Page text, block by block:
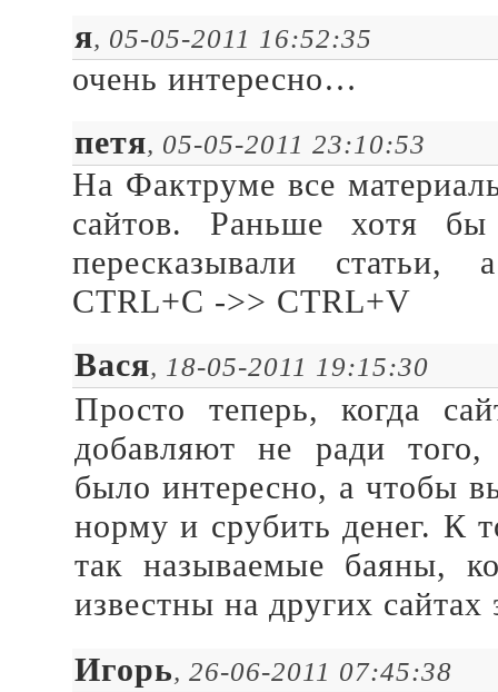
я, 05-05-2011 16:52:35
очень интересно…
петя, 05-05-2011 23:10:53
На Фактруме все
сайтов. Раньше хотя
пересказывали статьи,
CTRL+C ->> CTRL+V
Вася, 18-05-2011 19:15:30
Просто теперь, когда
добавляют не ради того,
было интересно, а чтобы
норму и срубить денег. К
так называемые баяны,
известны на других сайтах
Игорь, 26-06-2011 07:45:38